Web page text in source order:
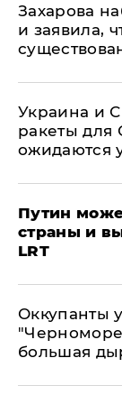
​Захарова
и заявила,
Украина и
ракеты для
ожидаются
Путин
страны и
LRT
Оккупанты
большая